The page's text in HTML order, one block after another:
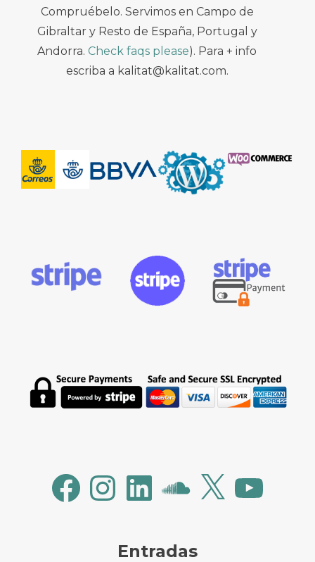
Compruébelo. Servimos en Campo de
Gibraltar y Resto de España, Portugal y
Andorra. Check faqs please). Para + info
escriba a kalitat@kalitat.com.
FacebookInstagramLinkedInSoundCloud
X YouTube
Entradas